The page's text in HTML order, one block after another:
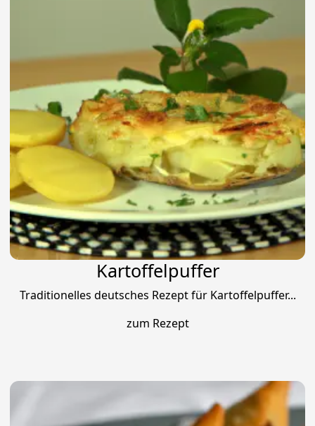
Kartoffelpuffer
Traditionelles deutsches Rezept für Kartoffelpuffer...
zum Rezept